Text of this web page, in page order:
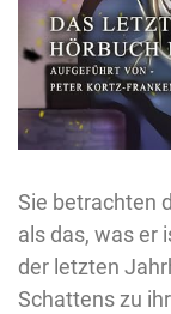
Sie betrachten
als das, was er
der letzten
Schattens zu